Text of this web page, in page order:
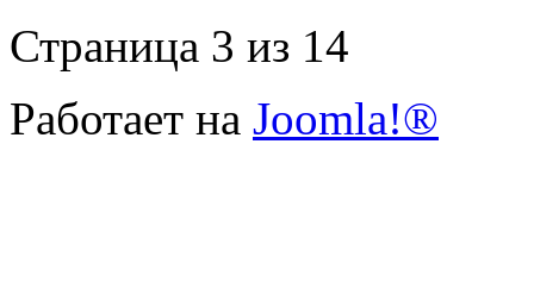
Страница 3 из 14
Работает на Joomla!®